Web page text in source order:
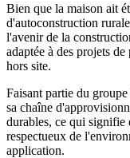
Bien que la maison ait
d'autoconstruction
l'avenir de la
adaptée à des projets
hors site.
Faisant partie du
sa chaîne
durables, ce qui signifie
respectueux de
application.